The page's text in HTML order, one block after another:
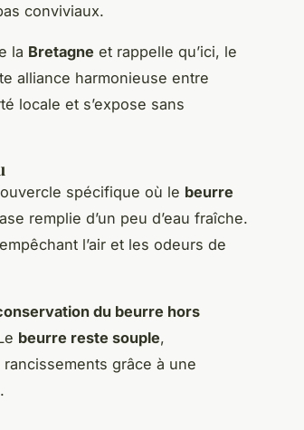
conviviaux.
la Bretagne et rappelle qu’ici, le
alliance harmonieuse entre
locale et s’expose sans
spécifique où le beurre
remplie d’un peu d’eau fraîche.
l’air et les odeurs de
du beurre hors
beurre reste souple,
grâce à une